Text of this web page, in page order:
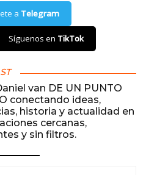
a Telegram
Síguenos en TikTok
van DE UN PUNTO
conectando ideas,
historia y actualidad en
cercanas,
y sin filtros.